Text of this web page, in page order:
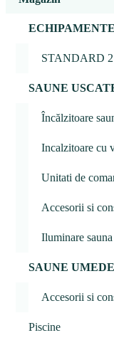
STANDARD 2
SAUNE
Încălzitoare
Incalzitoare cu
Unitati de
Accesorii si
Iluminare sauna
SAUNE UMEDE
Accesorii si
Piscine